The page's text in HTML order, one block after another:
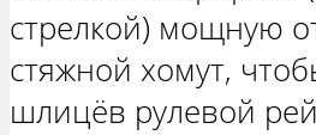
стрелкой) мощную
стяжной хомут,
шлицёв рулевой